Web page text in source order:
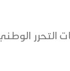
التحرر